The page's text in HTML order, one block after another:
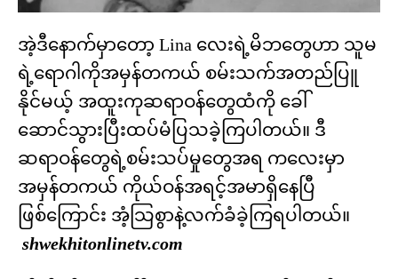
အဲ့ဒီနောက်မှာတော့ Lina လေးရဲ့မိဘတွေဟာ သူမ
ရဲ့ရောဂါကိုအမှန်တကယ် စမ်းသက်အတည်ပြူ
နိုင်မယ့် အထူးကုဆရာဝန်တွေထံကို ခေါ်
ဆောင်သွားပြီးထပ်မံပြသခဲ့ကြပါတယ်။ ဒီ
ဆရာဝန်တွေရဲ့စမ်းသပ်မှုတွေအရ ကလေးမှာ
အမှန်တကယ် ကိုယ်ဝန်အရင့်အမာရှိနေပြီ
ဖြစ်ကြောင်း အံ့သြစွာနဲ့လက်ခံခဲ့ကြရပါတယ်။
shwekhitonlinetv.com